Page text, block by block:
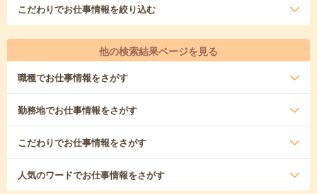
こだわりでお仕事情報を絞り込む
他の検索結果ページを見る
職種でお仕事情報をさがす
勤務地でお仕事情報をさがす
こだわりでお仕事情報をさがす
人気のワードでお仕事情報をさがす